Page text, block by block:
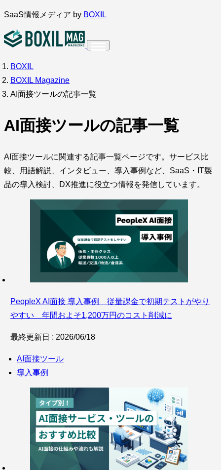
内
を
キ
ッ
プ
SaaS情報メディア by BOXIL
インタビュー
サービス比較 キーワードから探す
SaaS情報メディア by
BOXIL
BOXIL Magazine
AI面接ツールの記事一覧
AI面接ツールの記事一覧
AI面接ツールに関連する記事一覧ページです。サービス比
較、用語解説、インタビュー、導入事例など、SaaS・IT製
品の導入検討、DX推進に役立つ情報を発信しています。
PeopleX AI面接 導入事例 従量課金で初期テストがやり
やすい 年間およそ1,200万円のコスト削減に
最終更新日 : 2026/06/18
AI面接ツール
導入事例